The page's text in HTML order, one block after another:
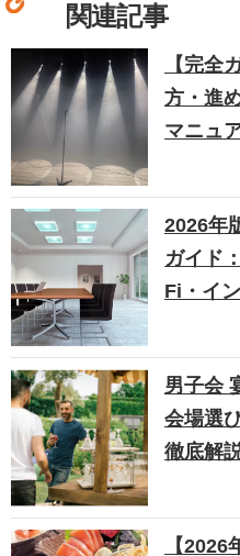
関連記事
【完全
方・進
マニュ
2026年
ガイド
Fi・イ
男子会
会場選
徹底解
【